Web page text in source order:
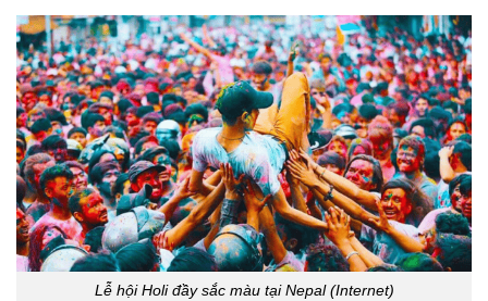
Lễ hội Holi đầy sắc màu tại Nepal (Internet)